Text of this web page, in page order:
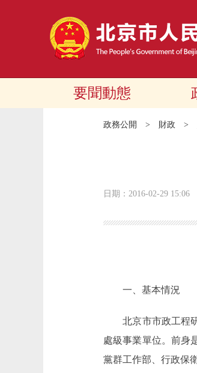
要聞動態
政務公開 > 財政 >
日期：2016-02-29 15:06
一、基本情況
北京市市政工程研
處級事業單位。前身
黨群工作部、行政保